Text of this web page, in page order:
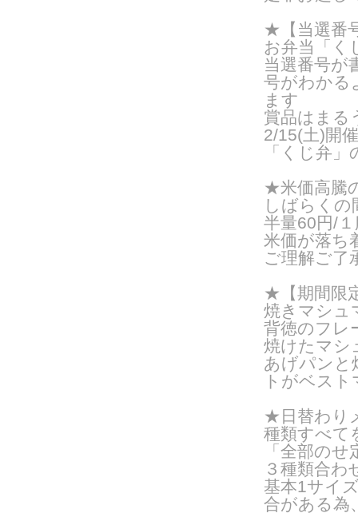
★【当選番
お弁当「く
当選番号が
号がわかる
ます
賞品はまる
2/15(土)開
「くじ弁
★米価高騰
しばらくの
半量60円/
米価が落ち
ご理解ご了
★【期間限
焼きマシュ
背徳のフレ
焼けたマシ
あげパンと
トがベス
★日替わり
種類すべて
「全部の
３種類合わ
基本1サイ
合がある為